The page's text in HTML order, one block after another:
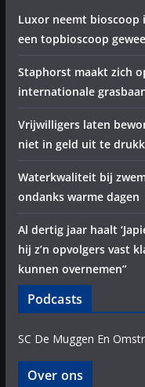
Luxor neemt bioscoop
een topbioscoop
Staphorst maakt zich
internationale
Vrijwilligers laten
niet in geld uit te
Waterkwaliteit bij
ondanks warme dagen
Al dertig jaar haalt
hij z’n opvolgers vast
kunnen overnemen”
Podcasts
SC De Muggen En
Over ons